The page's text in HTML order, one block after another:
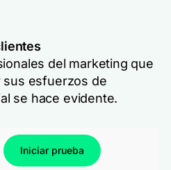
del marketing que
sus esfuerzos de
se hace evidente.
Iniciar prueba